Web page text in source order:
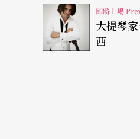
十五天的漫長時間
自囚計畫為例，一
即將上場
大提琴家卡普頌 挑
西